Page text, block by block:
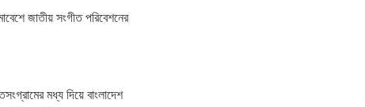
জাতীয় সংগীত পরিবেশনের
মধ্য দিয়ে বাংলাদেশ